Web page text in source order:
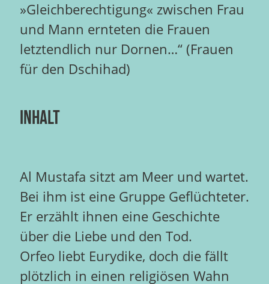
»Gleichberechtigung« zwischen Frau
und Mann ernteten die Frauen
letztendlich nur Dornen…“ (Frauen
für den Dschihad)
INHALT
Al Mustafa sitzt am Meer und wartet.
Bei ihm ist eine Gruppe Geflüchteter.
Er erzählt ihnen eine Geschichte
über die Liebe und den Tod.
Orfeo liebt Eurydike, doch die fällt
plötzlich in einen religiösen Wahn